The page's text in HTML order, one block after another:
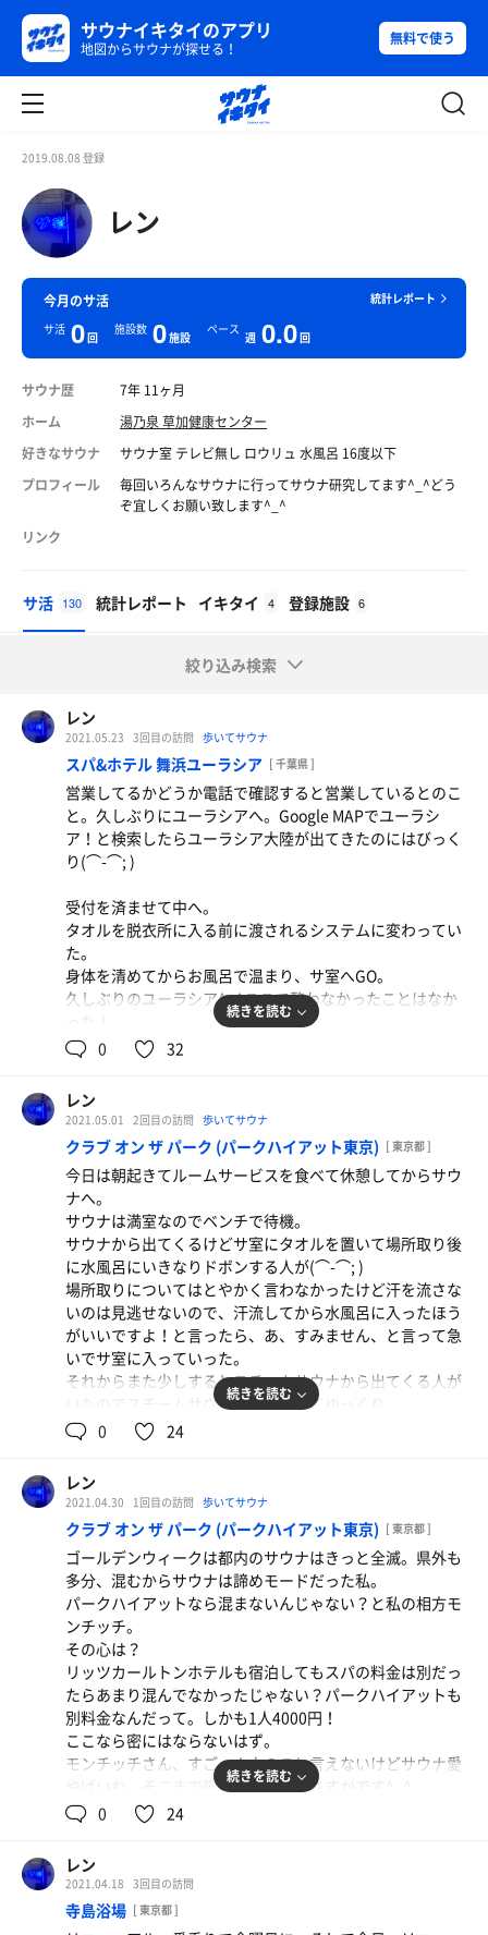
サウナイキタイのアプリ
地図からサウナが探せる！
無料で使う
2019.08.08 登録
レン
統計レポート
今月のサ活
サ活 0回
施設数 0施設
ペース
週 0.0回
サウナ歴
7年 11ヶ月
ホーム
湯乃泉 草加健康センター
好きなサウナ
サウナ室 テレビ無し ロウリュ 水風呂 16度以下
プロフィール
毎回いろんなサウナに行ってサウナ研究してます^_^どう
ぞ宜しくお願い致します^_^
リンク
サ活 130 統計レポート イキタイ 4 登録施設 6
絞り込み検索
レン
2021.05.23 3回目の訪問 歩いてサウナ
スパ&ホテル 舞浜ユーラシア [ 千葉県 ]
営業してるかどうか電話で確認すると営業しているとのこ
と。久しぶりにユーラシアへ。Google MAPでユーラシ
ア！と検索したらユーラシア大陸が出てきたのにはびっく
り(⌒-⌒; )
受付を済ませて中へ。
タオルを脱衣所に入る前に渡されるシステムに変わってい
た。
身体を清めてからお風呂で温まり、サ室へGO。
久しぶりのユーラシア^_^ここで整わなかったことはなか
けども…。結論から言うと本日、整いはきませんでした😭
一番は多分、水風呂が塩素臭キツくなった。でしょうか。
コロナ禍だから仕方ないなかもしれませんね^^;
それと前と何が違うか考えていて気が付いたことはケロサ
ウナのケロの甘い香りが弱くなったような…。
ケロサウナに入っていると、マナー悪い親子が入ってき
て、サウナマットを2枚ずつ強いて、一段ずつ陣取って横
になっているのだ。人が入ってきてもお構いなし。うー
ん。子供にマナーを教えるべき大人がなってないのは子供
が可哀想すぎる😭
食事処は前よりちょっと豪華になっていた。
千葉を前面に出したメニューではなくなっているではない
の^_^
フルーツオロポがあり、フルーツを凍らせて氷の代わりに
していて、コップ一杯にフルーツが入って、オロポも薄ま
早くコロナが終息して塩素臭がなくなることを祈ります！
歩いた距離 0.1km
続きを読む
0 32
レン
2021.05.01 2回目の訪問 歩いてサウナ
クラブ オン ザ パーク (パークハイアット東京) [ 東京都 ]
今日は朝起きてルームサービスを食べて休憩してからサウ
ナへ。
サウナは満室なのでベンチで待機。
サウナから出てくるけどサ室にタオルを置いて場所取り後
に水風呂にいきなりドボンする人が(⌒-⌒; )
場所取りについてはとやかく言わなかったけど汗を流さな
いのは見逃せないので、汗流してから水風呂に入ったほう
がいいですよ！と言ったら、あ、すみません、と言って急
いでサ室に入っていった。
それからまた少しするとスチームサウナから出てくる人が
いたのでスチームサウナで寝そべってゆっくり。
スチームサウナに入っていたら誰も居なくなって私一人で
スチームサウナでじわじわと温めたあとに、ボナサウナで
仕上げをして汗を流してから滝シャワーを浴びてみた^_^
なかなか気持ちいい^_^
サウナは老朽化してるのが残念ですが、サウナ独り占めは
最高でした^_^
歩いた距離 0.1 km
続きを読む
0 24
レン
2021.04.30 1回目の訪問 歩いてサウナ
クラブ オン ザ パーク (パークハイアット東京) [ 東京都 ]
ゴールデンウィークは都内のサウナはきっと全滅。県外も
多分、混むからサウナは諦めモードだった私。
パークハイアットなら混まないんじゃない？と私の相方モ
ンチッチ。
その心は？
リッツカールトンホテルも宿泊してもスパの料金は別だっ
たらあまり混んでなかったじゃない？パークハイアットも
別料金なんだって。しかも1人4000円！
ここなら密にはならないはず。
モンチッチさん、すごっ！人のこと言えないけどサウナ愛
やばいね、そこまで調べてたんだ！さすがです^_^
13時チェックインで14時からジランドールでランチをした
後しばらく部屋で休憩。
20時で終わりなので17時から終了時間までたっぷり楽しも
続きを読む
0 24
レン
2021.04.18 3回目の訪問
寺島浴場 [ 東京都 ]